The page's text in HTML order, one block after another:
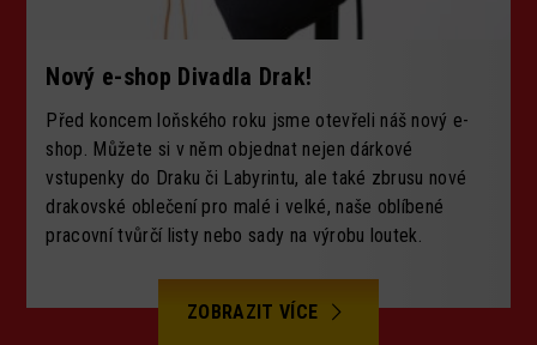
Nový e-shop Divadla Drak!
Před koncem loňského roku jsme otevřeli náš nový e-
shop. Můžete si v něm objednat nejen dárkové
vstupenky do Draku či Labyrintu, ale také zbrusu nové
drakovské oblečení pro malé i velké, naše oblíbené
pracovní tvůrčí listy nebo sady na výrobu loutek.
ZOBRAZIT VÍCE